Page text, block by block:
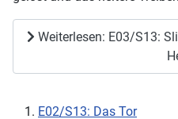
Weiterlesen: E03/S13:
E02/S13: Das Tor